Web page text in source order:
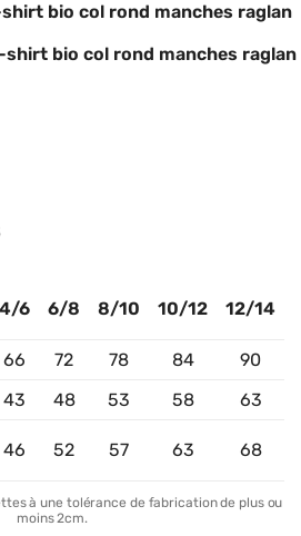
bio col rond manches raglan
shirt bio col rond manches raglan
4/6 6/8 8/10 10/12 12/14
66 72 78 84
90
43 48 53 58
63
46 52 57 63 68
à une tolérance de fabrication de plus ou
moins 2cm.